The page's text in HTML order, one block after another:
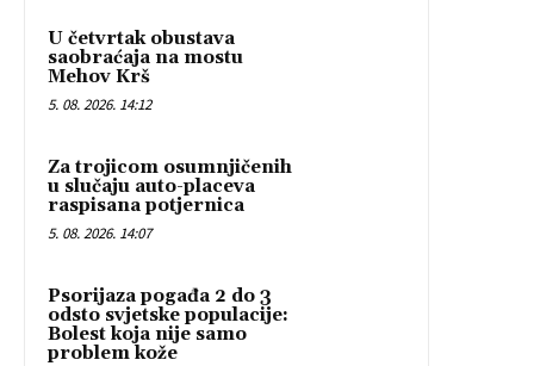
U četvrtak obustava
saobraćaja na mostu
Mehov Krš
5. 08. 2026. 14:12
Za trojicom osumnjičenih
u slučaju auto-placeva
raspisana potjernica
5. 08. 2026. 14:07
Psorijaza pogađa 2 do 3
odsto svjetske populacije:
Bolest koja nije samo
problem kože